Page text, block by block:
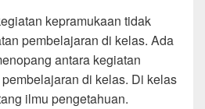
kepramukaan tidak
pembelajaran di kelas. Ada
antara kegiatan
di kelas. Di kelas
ilmu pengetahuan.